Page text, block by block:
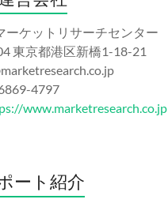
ーケットリサーチセンター
東京都港区新橋1-18-21
4797
www.marketresearch.co.jp
ート紹介